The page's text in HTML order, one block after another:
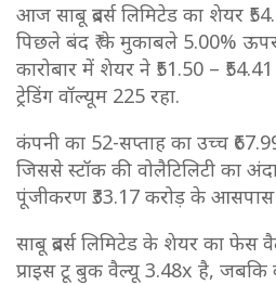
आज साबू ब्रदर्स लिमिटेड का शेयर
पिछले बंद ₹ के मुकाबले 5.00% ऊपर
कारोबार में शेयर ने ₹51.50 –
ट्रेडिंग वॉल्यूम 225 रहा.
कंपनी का 52-सप्ताह का उच्च
जिससे स्टॉक की वोलैटिलिटी का
पूंजीकरण ₹33.17 करोड़ के
साबू ब्रदर्स लिमिटेड के शेयर का फेस
प्राइस टू बुक वैल्यू 3.48x है, जबकि